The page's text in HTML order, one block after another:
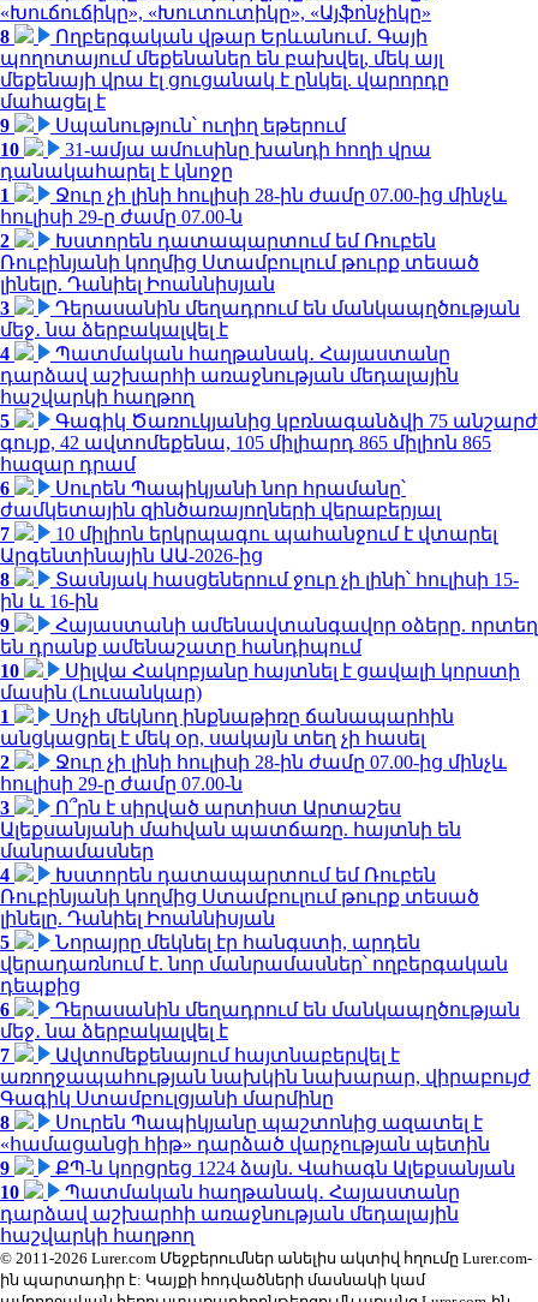
«Խուճուճիկը», «Խուտուտիկը», «Այֆոնչիկը»
8
Ողբերգական վթար Երևանում․ Գայի
պողոտայում մեքենաներ են բախվել, մեկ այլ
մեքենայի վրա էլ ցուցանակ է ընկել. վարորդը
մահացել է
9
Սպանություն՝ ուղիղ եթերում
10
31-ամյա ամուսինը խանդի հողի վրա
դանակահարել է կնոջը
1
Ջուր չի լինի հուլիսի 28-ին ժամը 07.00-ից մինչև
հուլիսի 29-ը ժամը 07.00-ն
2
Խստորեն դատապարտում եմ Ռուբեն
Ռուբինյանի կողմից Ստամբուլում թուրք տեսած
լինելը. Դանիել Իոաննիսյան
3
Դերասանին մեղադրում են մանկապղծության
մեջ․ նա ձերբակալվել է
4
Պատմական հաղթանակ․ Հայաստանը
դարձավ աշխարհի առաջնության մեդալային
հաշվարկի հաղթող
5
Գագիկ Ծառուկյանից կբռնագանձվի 75 անշարժ
գույք, 42 ավտոմեքենա, 105 միլիարդ 865 միլիոն 865
հազար դրամ
6
Սուրեն Պապիկյանի նոր հրամանը՝
ժամկետային զինծառայողների վերաբերյալ
7
10 միլիոն երկրպագու պահանջում է վտարել
Արգենտինային ԱԱ-2026-ից
8
Տասնյակ հասցեներում ջուր չի լինի՝ հուլիսի 15-
ին և 16-ին
9
Հայաստանի ամենավտանգավոր օձերը. որտեղ
են դրանք ամենաշատը հանդիպում
10
Սիլվա Հակոբյանը հայտնել է ցավալի կորստի
մասին (Լուսանկար)
1
Սոչի մեկնող ինքնաթիռը ճանապարհին
անցկացրել է մեկ օր, սակայն տեղ չի հասել
2
Ջուր չի լինի հուլիսի 28-ին ժամը 07.00-ից մինչև
հուլիսի 29-ը ժամը 07.00-ն
3
Ո՞րն է սիրված արտիստ Արտաշես
Ալեքսանյանի մահվան պատճառը. հայտնի են
մանրամասներ
4
Խստորեն դատապարտում եմ Ռուբեն
Ռուբինյանի կողմից Ստամբուլում թուրք տեսած
լինելը. Դանիել Իոաննիսյան
5
Նորայրը մեկնել էր հանգստի, արդեն
վերադառնում է. նոր մանրամասներ՝ ողբերգական
դեպքից
6
Դերասանին մեղադրում են մանկապղծության
մեջ․ նա ձերբակալվել է
7
Ավտոմեքենայում հայտնաբերվել է
առողջապահության նախկին նախարար, վիրաբույժ
Գագիկ Ստամբուլցյանի մարմինը
8
Սուրեն Պապիկյանը պաշտոնից ազատել է
«համացանցի հիթ» դարձած վարչության պետին
9
ՔՊ-ն կորցրեց 1224 ձայն. Վահագն Ալեքսանյան
10
Պատմական հաղթանակ․ Հայաստանը
դարձավ աշխարհի առաջնության մեդալային
հաշվարկի հաղթող
© 2011-2026 Lurer.com Մեջբերումներ անելիս ակտիվ հղումը Lurer.com-
ին պարտադիր է: Կայքի հոդվածների մասնակի կամ